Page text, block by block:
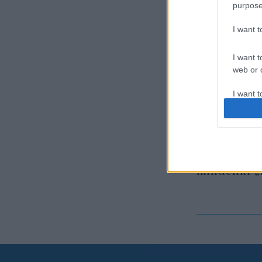
I want
I want
web or
I want
I want
dzsessz
mindenki